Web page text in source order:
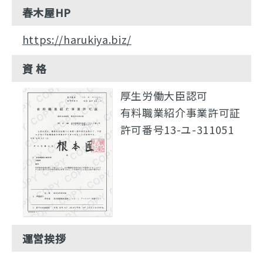
春木屋HP
https://harukiya.biz/
資 格
厚生労働大臣認可
有料職業紹介事業許可証
許可番号13-ユ-311051
運営挨拶